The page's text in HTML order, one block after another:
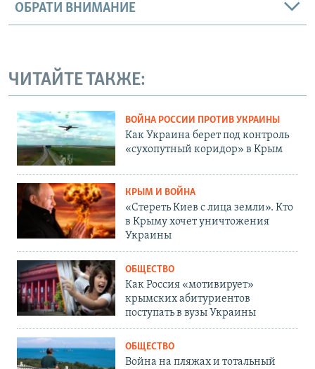
ОБРАТИ ВНИМАНИЕ
ЧИТАЙТЕ ТАКЖЕ:
ВОЙНА РОССИИ ПРОТИВ УКРАИНЫ
Как Украина берет под контроль
«сухопутный коридор» в Крым
КРЫМ И ВОЙНА
«Стереть Киев с лица земли». Кто
в Крыму хочет уничтожения
Украины
ОБЩЕСТВО
Как Россия «мотивирует»
крымских абитуриентов
поступать в вузы Украины
ОБЩЕСТВО
Война на пляжах и тотальный